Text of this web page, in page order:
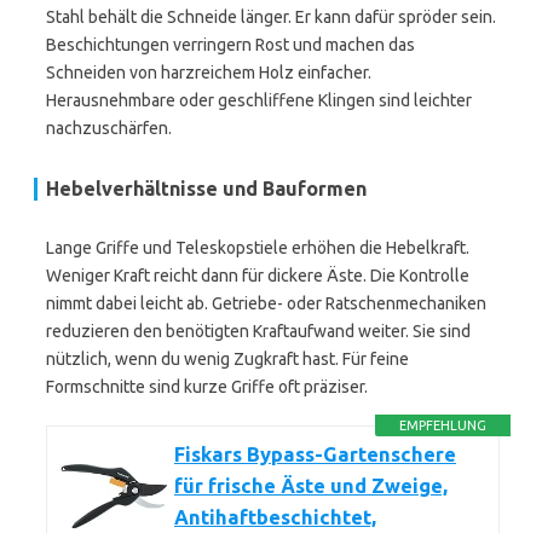
Stahl behält die Schneide länger. Er kann dafür spröder sein.
Beschichtungen verringern Rost und machen das
Schneiden von harzreichem Holz einfacher.
Herausnehmbare oder geschliffene Klingen sind leichter
nachzuschärfen.
Hebelverhältnisse und Bauformen
Lange Griffe und Teleskopstiele erhöhen die Hebelkraft.
Weniger Kraft reicht dann für dickere Äste. Die Kontrolle
nimmt dabei leicht ab. Getriebe- oder Ratschenmechaniken
reduzieren den benötigten Kraftaufwand weiter. Sie sind
nützlich, wenn du wenig Zugkraft hast. Für feine
Formschnitte sind kurze Griffe oft präziser.
EMPFEHLUNG
Fiskars Bypass-Gartenschere
für frische Äste und Zweige,
Antihaftbeschichtet,